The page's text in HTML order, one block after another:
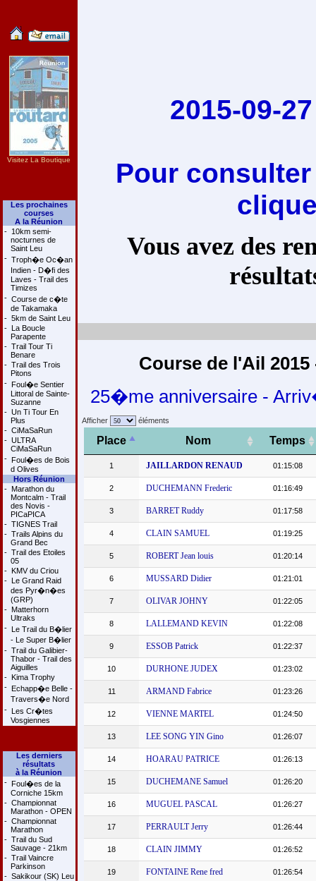
Visitez La Boutique
Les prochaines
courses
A la Réunion
- 10km semi-
nocturnes de
Saint Leu
- Troph�e Oc�an
Indien - D�fi des
Laves - Trail des
Timizes
- Course de c�te
de Takamaka
- 5km de Saint Leu
- La Boucle
Parapente
- Trail Tour Ti
Benare
- Trail des Trois
Pitons
- Foul�e Sentier
Littoral de Sainte-
Suzanne
- Un Ti Tour En
Plus
- CiMaSaRun
- ULTRA
CiMaSaRun
- Foul�es de Bois
d Olives
Hors Réunion
- Marathon du
Montcalm - Trail
des Novis -
PICaPICA
- TIGNES Trail
- Trails Alpins du
Grand Bec
- Trail des Etoiles
05
- KMV du Criou
- Le Grand Raid
des Pyr�n�es
(GRP)
- Matterhorn
Ultraks
- Le Trail du B�lier
- Le Super B�lier
- Trail du Galibier-
Thabor - Trail des
Aiguilles
- Kima Trophy
- Echapp�e Belle -
Travers�e Nord
- Les Cr�tes
Vosgiennes
Les derniers
résultats
à la Réunion
- Foul�es de la
Corniche 15km
- Championnat
Marathon - OPEN
- Championnat
Marathon
- Trail du Sud
Sauvage - 21km
- Trail Vaincre
Parkinson
- Sakikour (SK) Leu
2015-09-
Pour
Vous avez des
Course de l'Ail
25�me anniversaire -
Afficher éléments
Place Nom Temps
1 JAILLARDON RENAUD 01:15:08
2 DUCHEMANN Frederic 01:16:49
3 BARRET Ruddy 01:17:58
4 CLAIN SAMUEL 01:19:25
5 ROBERT Jean louis 01:20:14
6 MUSSARD Didier 01:21:01
7 OLIVAR JOHNY 01:22:05
8 LALLEMAND KEVIN 01:22:08
9 ESSOB Patrick 01:22:37
10 DURHONE JUDEX 01:23:02
11 ARMAND Fabrice 01:23:26
12 VIENNE MARTEL 01:24:50
13 LEE SONG YIN Gino 01:26:07
14 HOARAU PATRICE 01:26:13
15 DUCHEMANE Samuel 01:26:20
16 MUGUEL PASCAL 01:26:27
17 PERRAULT Jerry 01:26:44
18 CLAIN JIMMY 01:26:52
19 FONTAINE Rene fred 01:26:54